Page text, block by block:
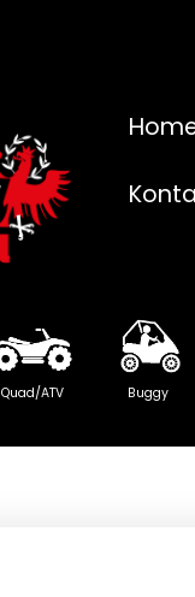
Quad/ATV Buggy